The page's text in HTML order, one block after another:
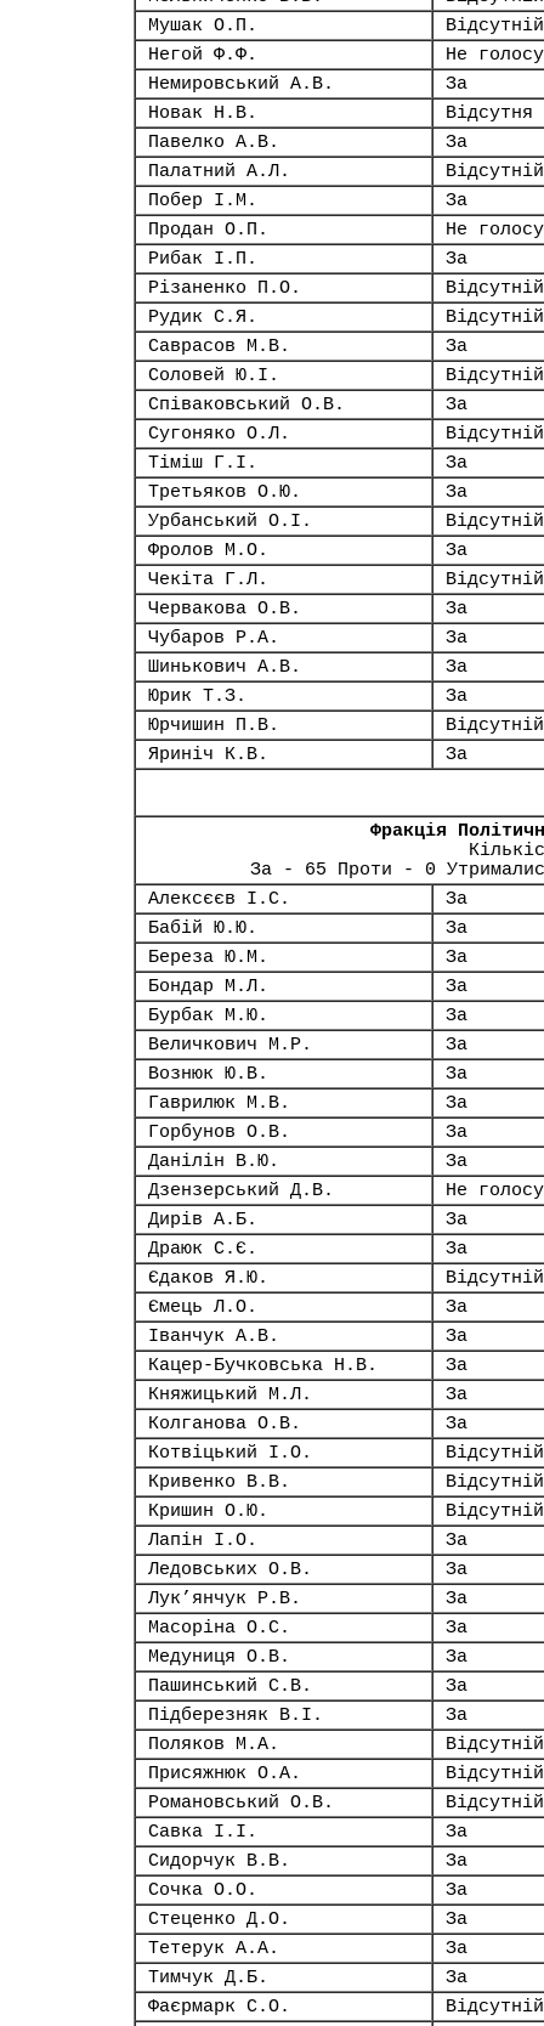
Мушак О.П.
Відсутній
Негой Ф.Ф.
Не
Немировський А.В.
За
Новак Н.В.
Відсутня
Павелко А.В.
За
Палатний А.Л.
Відсутній
Побер І.М.
За
Продан О.П.
Не
Рибак І.П.
За
Різаненко П.О.
Відсутній
Рудик С.Я.
Відсутній
Саврасов М.В.
За
Соловей Ю.І.
Відсутній
Співаковський О.В.
За
Сугоняко О.Л.
Відсутній
Тіміш Г.І.
За
Третьяков О.Ю.
За
Урбанський О.І.
Відсутній
Фролов М.О.
За
Чекіта Г.Л.
Відсутній
Червакова О.В.
За
Чубаров Р.А.
За
Шинькович А.В.
За
Юрик Т.З.
За
Юрчишин П.В.
Відсутній
Яриніч К.В.
За
Фракція
За - 65 Проти - 0
Алексєєв І.С.
За
Бабій Ю.Ю.
За
Береза Ю.М.
За
Бондар М.Л.
За
Бурбак М.Ю.
За
Величкович М.Р.
За
Вознюк Ю.В.
За
Гаврилюк М.В.
За
Горбунов О.В.
За
Данілін В.Ю.
За
Дзензерський Д.В.
Не
Дирів А.Б.
За
Драюк С.Є.
За
Єдаков Я.Ю.
Відсутній
Ємець Л.О.
За
Іванчук А.В.
За
Кацер-Бучковська Н.В.
За
Княжицький М.Л.
За
Колганова О.В.
За
Котвіцький І.О.
Відсутній
Кривенко В.В.
Відсутній
Кришин О.Ю.
Відсутній
Лапін І.О.
За
Ледовських О.В.
За
Лук’янчук Р.В.
За
Масоріна О.С.
За
Медуниця О.В.
За
Пашинський С.В.
За
Підберезняк В.І.
За
Поляков М.А.
Відсутній
Присяжнюк О.А.
Відсутній
Романовський О.В.
Відсутній
Савка І.І.
За
Сидорчук В.В.
За
Сочка О.О.
За
Стеценко Д.О.
За
Тетерук А.А.
За
Тимчук Д.Б.
За
Фаєрмарк С.О.
Відсутній